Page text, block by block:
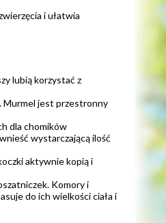
i ułatwia
lubią korzystać z
Murmel jest przestronny
dla chomików
wystarczającą ilość
aktywnie kopią i
Komory i
do ich wielkości ciała i